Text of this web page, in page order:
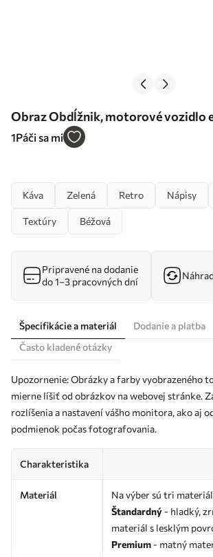
Obraz Obdĺžnik, motorové vozidlo
s07842
1Páči sa mi
Káva Zelená Retro Nápisy
Textúry Béžová
Pripravené na dodanie
do 1–3 pracovných dní
Špecifikácie a materiál
Dodanie a platba
Často kladené otázky
Upozornenie: Obrázky a farby vyobrazeného
mierne líšiť od obrázkov na webovej stránke.
rozlíšenia a nastavení vášho monitora, ako aj
podmienok počas fotografovania.
Charakteristika
Materiál
Na výber sú tri
Štandardný - hladký,
materiál s lesklým
Premium - matný